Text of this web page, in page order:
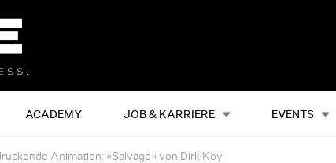
ACADEMY JOB & KARRIERE EVENTS
Alles Events
Animation: »Salvage« von Dirk Koy